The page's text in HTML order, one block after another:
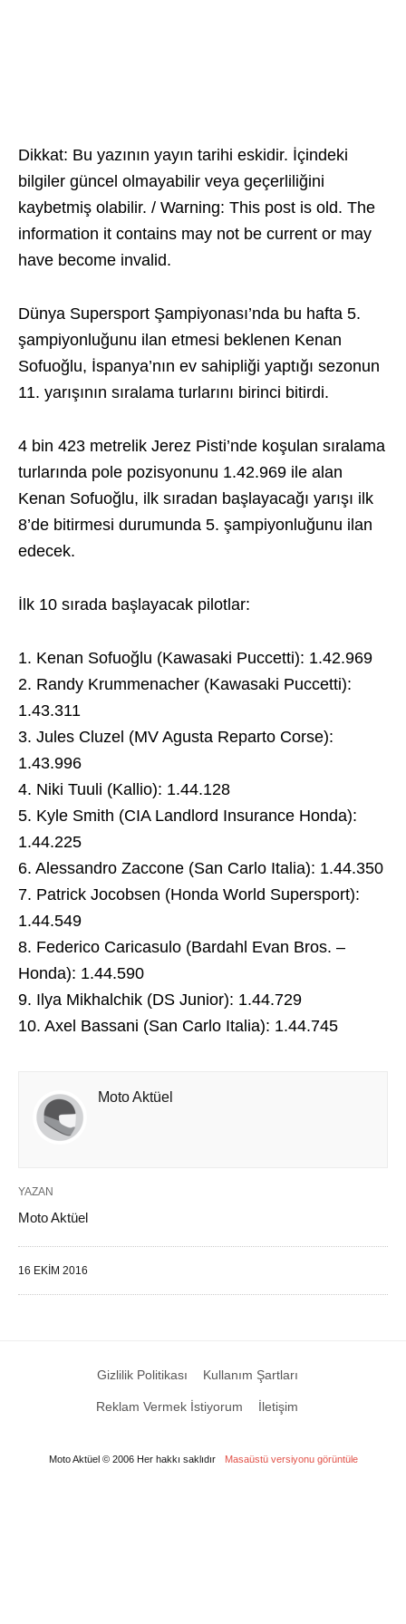
Dikkat: Bu yazının yayın tarihi eskidir. İçindeki
bilgiler güncel olmayabilir veya geçerliliğini
kaybetmiş olabilir. / Warning: This post is old. The
information it contains may not be current or may
have become invalid.
Dünya Supersport Şampiyonası’nda bu hafta 5.
şampiyonluğunu ilan etmesi beklenen Kenan
Sofuoğlu, İspanya’nın ev sahipliği yaptığı sezonun
11. yarışının sıralama turlarını birinci bitirdi.
4 bin 423 metrelik Jerez Pisti’nde koşulan sıralama
turlarında pole pozisyonunu 1.42.969 ile alan
Kenan Sofuoğlu, ilk sıradan başlayacağı yarışı ilk
8’de bitirmesi durumunda 5. şampiyonluğunu ilan
edecek.
İlk 10 sırada başlayacak pilotlar:
1. Kenan Sofuoğlu (Kawasaki Puccetti): 1.42.969
2. Randy Krummenacher (Kawasaki Puccetti):
1.43.311
3. Jules Cluzel (MV Agusta Reparto Corse):
1.43.996
4. Niki Tuuli (Kallio): 1.44.128
5. Kyle Smith (CIA Landlord Insurance Honda):
1.44.225
6. Alessandro Zaccone (San Carlo Italia): 1.44.350
7. Patrick Jocobsen (Honda World Supersport):
1.44.549
8. Federico Caricasulo (Bardahl Evan Bros. –
Honda): 1.44.590
9. Ilya Mikhalchik (DS Junior): 1.44.729
10. Axel Bassani (San Carlo Italia): 1.44.745
Moto Aktüel
YAZAN
Moto Aktüel
16 EKIM 2016
Gizlilik Politikası Kullanım Şartları
Reklam Vermek İstiyorum İletişim
Moto Aktüel © 2006 Her hakkı saklıdır Masaüstü versiyonu görüntüle